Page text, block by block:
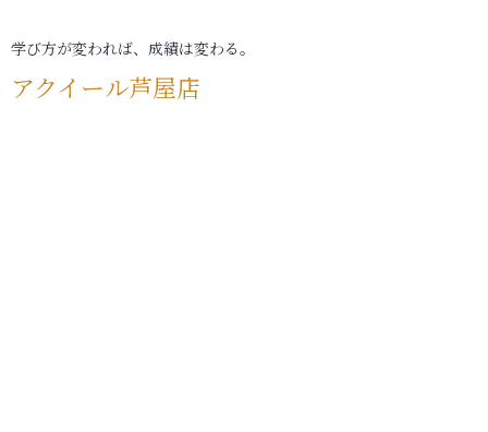
学び方が変われば、成績は変わる。
アクイール芦屋店